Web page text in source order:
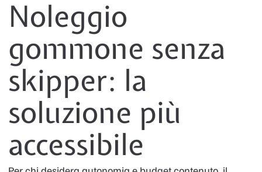
Noleggio
gommone senza
skipper: la
soluzione più
accessibile